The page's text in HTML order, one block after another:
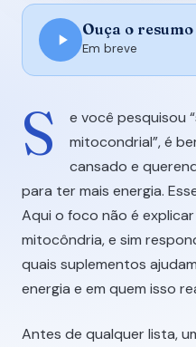
Ouça o
Em breve
S
e você pesquisou
mitocondrial”, é
cansado e
para ter mais energia.
Aqui o foco não é
mitocôndria, e sim
quais suplementos
energia e em quem isso
Antes de qualquer lista,